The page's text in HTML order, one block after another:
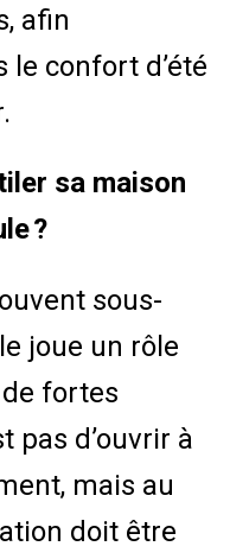
afin
le confort d’été
sa maison
?
sous-
joue un rôle
fortes
pas d’ouvrir à
mais au
doit être